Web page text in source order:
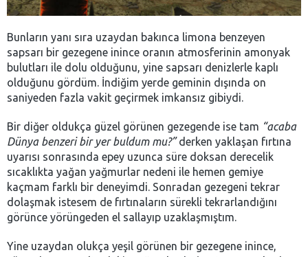
Bunların yanı sıra uzaydan bakınca limona benzeyen
sapsarı bir gezegene inince oranın atmosferinin amonyak
bulutları ile dolu olduğunu, yine sapsarı denizlerle kaplı
olduğunu gördüm. İndiğim yerde geminin dışında on
saniyeden fazla vakit geçirmek imkansız gibiydi.
Bir diğer oldukça güzel görünen gezegende ise tam “acaba
Dünya benzeri bir yer buldum mu?”derken yaklaşan fırtına
uyarısı sonrasında epey uzunca süre doksan derecelik
sıcaklıkta yağan yağmurlar nedeni ile hemen gemiye
kaçmam farklı bir deneyimdi. Sonradan gezegeni tekrar
dolaşmak istesem de fırtınaların sürekli tekrarlandığını
görünce yörüngeden el sallayıp uzaklaşmıştım.
Yine uzaydan olukça yeşil görünen bir gezegene inince,